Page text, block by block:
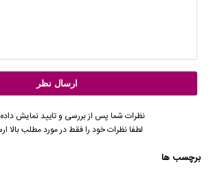
نظرات شما پس از بررسی و تایید نمایش
لطفا نظرات خود را فقط در مورد مطلب بالا
برچسب ها